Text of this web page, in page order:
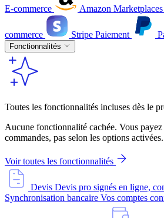
E-commerce Amazon Marketplaces
commerce Stripe Paiement
Fonctionnalités
Toutes les fonctionnalités incluses dès le
Aucune fonctionnalité cachée. Vous
commandes, pas selon les options activées.
Voir toutes les fonctionnalités
Devis Devis pro signés en ligne,
Synchronisation bancaire Vos comptes